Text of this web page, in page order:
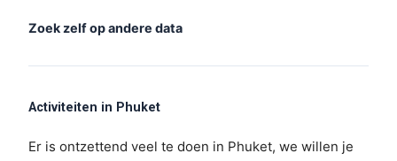
Zoek zelf op andere data
Activiteiten in Phuket
Er is ontzettend veel te doen in Phuket, we willen je